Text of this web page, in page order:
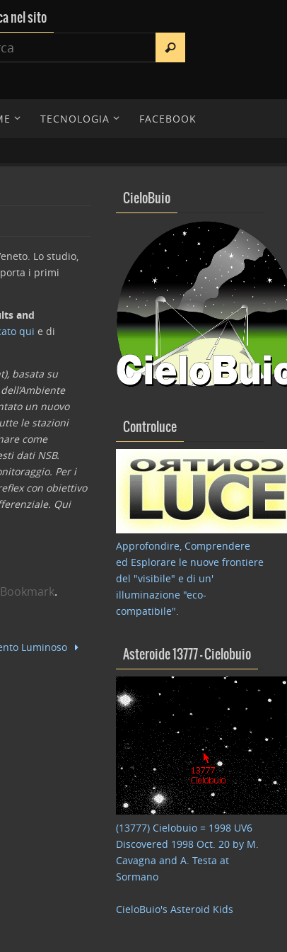
nel sito
TECNOLOGIA FACEBOOK
Lo studio,
i primi
and
qui e di
basata su
un nuovo
le stazioni
come
dati NSB.
Per i
con obiettivo
Qui
Bookmark.
Luminoso
CieloBuio
Controluce
Approfondire, Comprendere
ed Esplorare le nuove frontiere
del "visibile" e di un'
illuminazione "eco-
compatibile".
Asteroide 13777 – Cielobuio
(13777) Cielobuio = 1998 UV6
Discovered 1998 Oct. 20 by M.
Cavagna and A. Testa at
Sormano
CieloBuio's Asteroid Kids